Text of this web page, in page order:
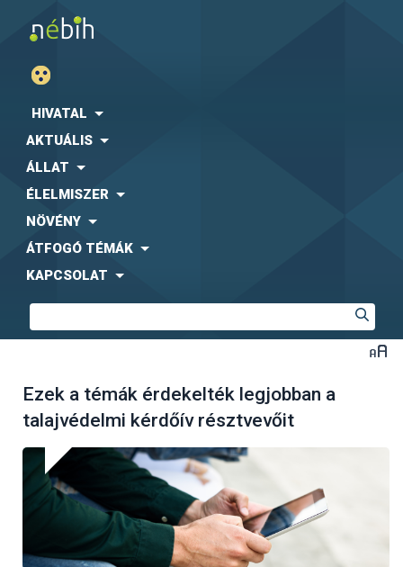
HIVATAL
AKTUÁLIS
ÁLLAT
ÉLELMISZER
NÖVÉNY
ÁTFOGÓ TÉMÁK
KAPCSOLAT
Ezek a témák érdekelték legjobban a
talajvédelmi kérdőív résztvevőit